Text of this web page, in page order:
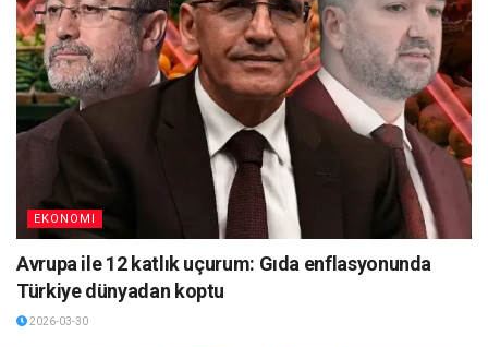
EKONOMI
Avrupa ile 12 katlık uçurum: Gıda enflasyonunda
Türkiye dünyadan koptu
2026-03-30